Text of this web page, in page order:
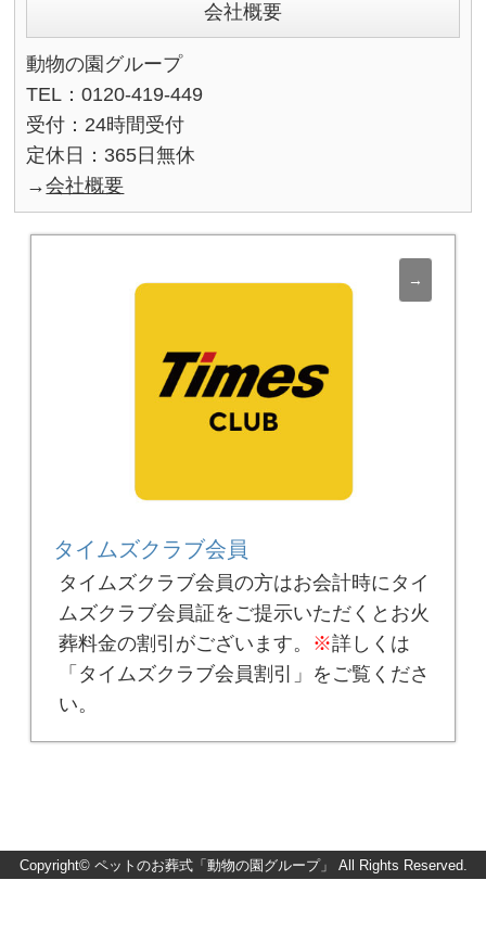
会社概要
動物の園グループ
TEL：0120-419-449
受付：24時間受付
定休日：365日無休
→会社概要
タイムズクラブ会員
タイムズクラブ会員の方はお会計時にタイ
ムズクラブ会員証をご提示いただくとお火
葬料金の割引がございます。 ※詳しくは
「タイムズクラブ会員割引」をご覧くださ
い。
Copyright© ペットのお葬式「動物の園グループ」 All Rights Reserved.